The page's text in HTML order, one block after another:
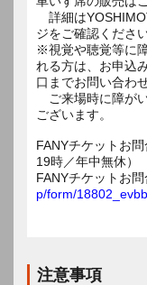
詳細は
ジをご確認ください
※視覚や聴覚等に
れる方は、お申込
口までお問い合わ
ご来場時に障が
ございます。
FANYチケットお
19時／年中無休）
FANYチケットお
p/form/
注意事項